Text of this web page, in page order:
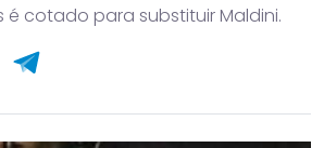
cotado para substituir Maldini.